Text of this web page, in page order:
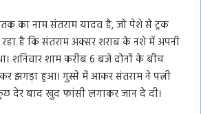
का नाम संतराम यादव है, जो पेशे से ट्रक
है कि संतराम अक्सर शराब के नशे में अपनी
शनिवार शाम करीब 6 बजे दोनों के बीच
झगड़ा हुआ। गुस्से में आकर संतराम ने पत्नी
देर बाद खुद फांसी लगाकर जान दे दी।